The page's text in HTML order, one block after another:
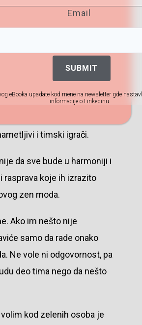
okvir: gledaju u
ponašanje:
je zelen. Oni su
pažljivi slušaoci,
i timski igrači.
da sve bude u harmoniji i
rasprava koje ih izrazito
zen moda.
Ako im nešto nije
samo da rade onako
Ne vole ni odgovornost, pa
deo tima nego da nešto
kod zelenih osoba je
Email
SUBMIT
eBooka upadate kod mene na newsletter gde
informacije o Linkedinu